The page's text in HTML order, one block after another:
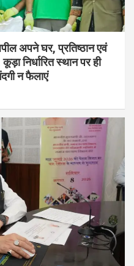
अपने घर, प्रतिष्ठान एवं
निर्धारित स्थान पर ही
न फैलाएं